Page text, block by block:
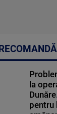
la
pentru